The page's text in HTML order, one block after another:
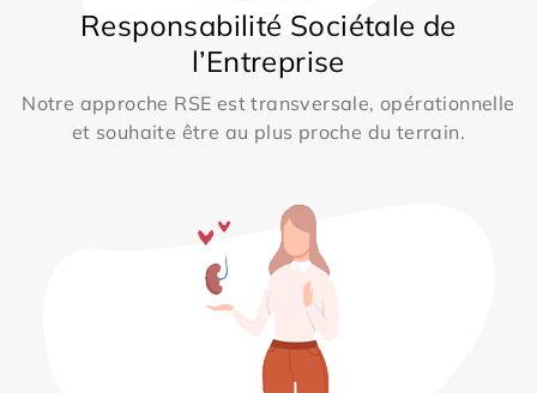
Responsabilité Sociétale de
l’Entreprise
Notre approche RSE est transversale, opérationnelle
et souhaite être au plus proche du terrain.